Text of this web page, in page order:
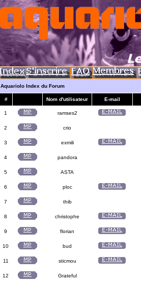
Aquariolo Index du Forum
# Nom d'utilisateur E-mail
1 ramses2
2 crio
3 exmili
4 pandora
5 ASTA
6 ploc
7 thib
8 christophe
9 florian
10 bud
11 sticmou
12 Grateful